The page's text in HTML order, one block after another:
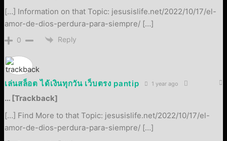
[…] Information on that Topic: jesusislife.net/2022/10/17/el-
amor-de-dios-perdura-para-siempre/ […]
0 Reply
เล่นสล็อต ได้เงินทุกวัน เว็บตรง pantip 1 year ago
… [Trackback]
[…] Find More to that Topic: jesusislife.net/2022/10/17/el-
amor-de-dios-perdura-para-siempre/ […]